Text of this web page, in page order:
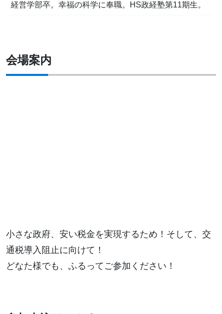
経営学部卒。幸福の科学に奉職。HS政経塾第11期生。
会場案内
小さな政府、安い税金を実現するため！そして、交
通税導入阻止に向けて！
どなた様でも、ふるってご参加ください！